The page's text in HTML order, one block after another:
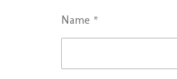
Name *